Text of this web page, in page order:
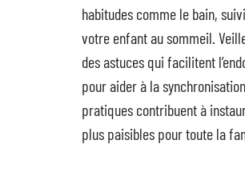
habitudes comme le bain,
votre enfant au sommeil.
des astuces qui facilitent
pour aider à la
pratiques contribuent à
plus paisibles pour toute la